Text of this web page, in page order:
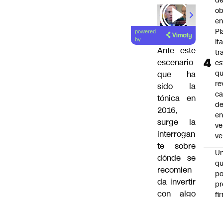
powered
by
Ante este
escenario
que ha
sido la
tónica en
2016,
surge la
interrogan
te sobre
dónde se
recomien
da invertir
con algo
en
en